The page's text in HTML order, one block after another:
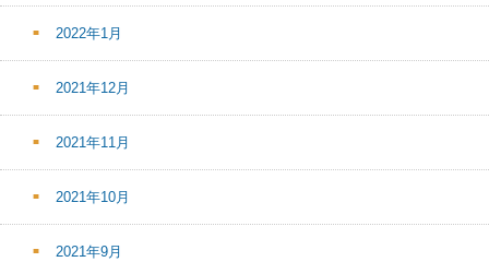
2022年1月
2021年12月
2021年11月
2021年10月
2021年9月